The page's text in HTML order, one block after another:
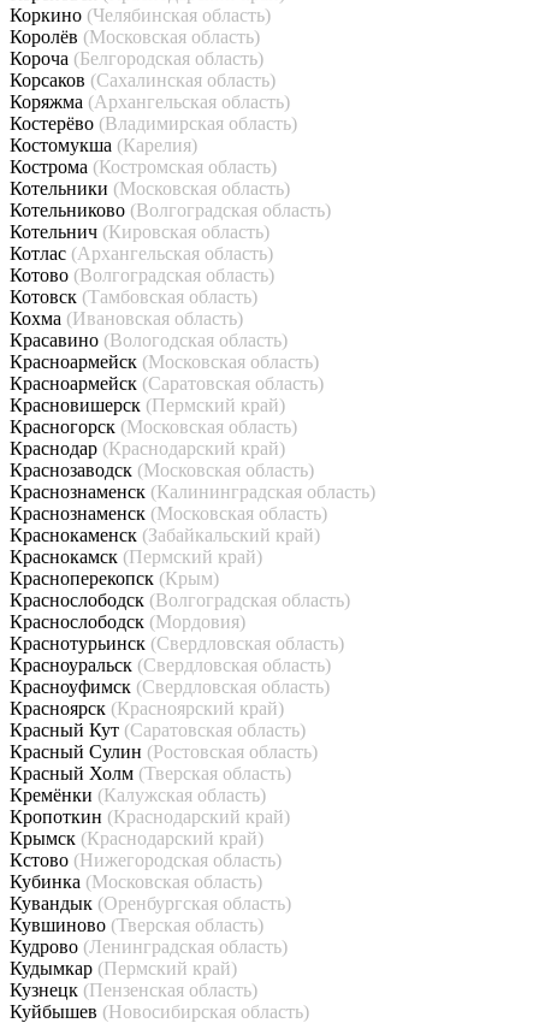
Коркино (Челябинская область)
Королёв (Московская область)
Короча (Белгородская область)
Корсаков (Сахалинская область)
Коряжма (Архангельская область)
Костерёво (Владимирская область)
Костомукша (Карелия)
Кострома (Костромская область)
Котельники (Московская область)
Котельниково (Волгоградская область)
Котельнич (Кировская область)
Котлас (Архангельская область)
Котово (Волгоградская область)
Котовск (Тамбовская область)
Кохма (Ивановская область)
Красавино (Вологодская область)
Красноармейск (Московская область)
Красноармейск (Саратовская область)
Красновишерск (Пермский край)
Красногорск (Московская область)
Краснодар (Краснодарский край)
Краснозаводск (Московская область)
Краснознаменск (Калининградская область)
Краснознаменск (Московская область)
Краснокаменск (Забайкальский край)
Краснокамск (Пермский край)
Красноперекопск (Крым)
Краснослободск (Волгоградская область)
Краснослободск (Мордовия)
Краснотурьинск (Свердловская область)
Красноуральск (Свердловская область)
Красноуфимск (Свердловская область)
Красноярск (Красноярский край)
Красный Кут (Саратовская область)
Красный Сулин (Ростовская область)
Красный Холм (Тверская область)
Кремёнки (Калужская область)
Кропоткин (Краснодарский край)
Крымск (Краснодарский край)
Кстово (Нижегородская область)
Кубинка (Московская область)
Кувандык (Оренбургская область)
Кувшиново (Тверская область)
Кудрово (Ленинградская область)
Кудымкар (Пермский край)
Кузнецк (Пензенская область)
Куйбышев (Новосибирская область)